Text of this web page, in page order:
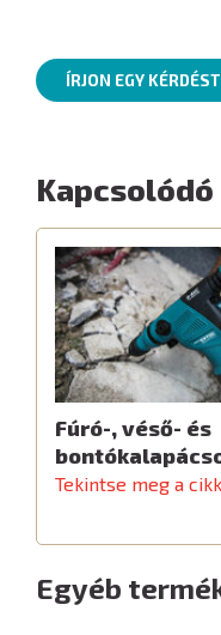
ÍRJON EGY KÉRDÉST
Fúró-, véső- és
Tekintse meg a
Egyéb